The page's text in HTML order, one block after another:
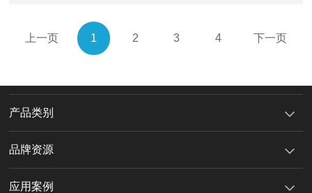
上一页 1 2 3 4 下一页
产品类别
品牌资源
应用案例